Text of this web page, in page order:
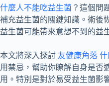
什麼人不能吃益生菌 ？這個問
補充益生菌的關鍵知識。術後
益生菌可能帶來意想不到的益
本文將深入探討 友健康角落
用禁忌，幫助你瞭解自身是否
用。特別是對於易受益生菌影